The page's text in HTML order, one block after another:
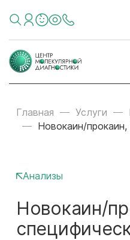
Главная Услуги
Новокаин/
Анализы
Новокаин/